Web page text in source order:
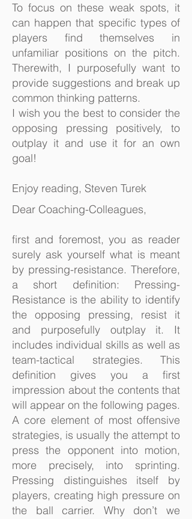
To focus on these weak spots, it
can happen that specific types of
players find themselves in
unfamiliar positions on the pitch.
Therewith, I purposefully want to
provide suggestions and break up
common thinking patterns.
I wish you the best to consider the
opposing pressing positively, to
outplay it and use it for an own
goal!
Enjoy reading, Steven Turek
Dear Coaching-Colleagues,
first and foremost, you as reader
surely ask yourself what is meant
by pressing-resistance. Therefore,
a short definition: Pressing-
Resistance is the ability to identify
the opposing pressing, resist it
and purposefully outplay it. It
includes individual skills as well as
team-tactical strategies. This
definition gives you a first
impression about the contents that
will appear on the following pages.
A core element of most offensive
strategies, is usually the attempt to
press the opponent into motion,
more precisely, into sprinting.
Pressing distinguishes itself by
players, creating high pressure on
the ball carrier. Why don’t we